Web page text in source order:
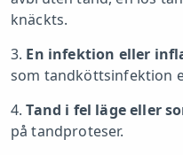
knäckts.
3. En infektion eller
som tandköttsinfektion
4.Tand i fel läge eller
på tandproteser.